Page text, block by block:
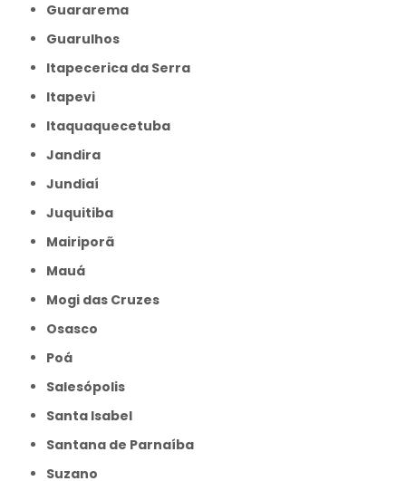
Guararema
Guarulhos
Itapecerica da Serra
Itapevi
Itaquaquecetuba
Jandira
Jundiaí
Juquitiba
Mairiporã
Mauá
Mogi das Cruzes
Osasco
Poá
Salesópolis
Santa Isabel
Santana de Parnaíba
Suzano